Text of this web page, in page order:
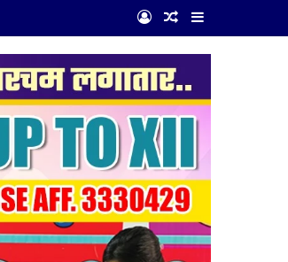
Log InRandom Article
Sidebar